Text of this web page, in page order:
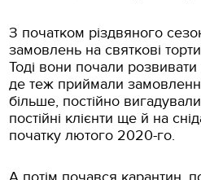
З початком різдвяного
замовлень на святкові
Тоді вони почали розвивати
де теж приймали
більше, постійно
постійні клієнти ще й на
початку лютого 2020-го.